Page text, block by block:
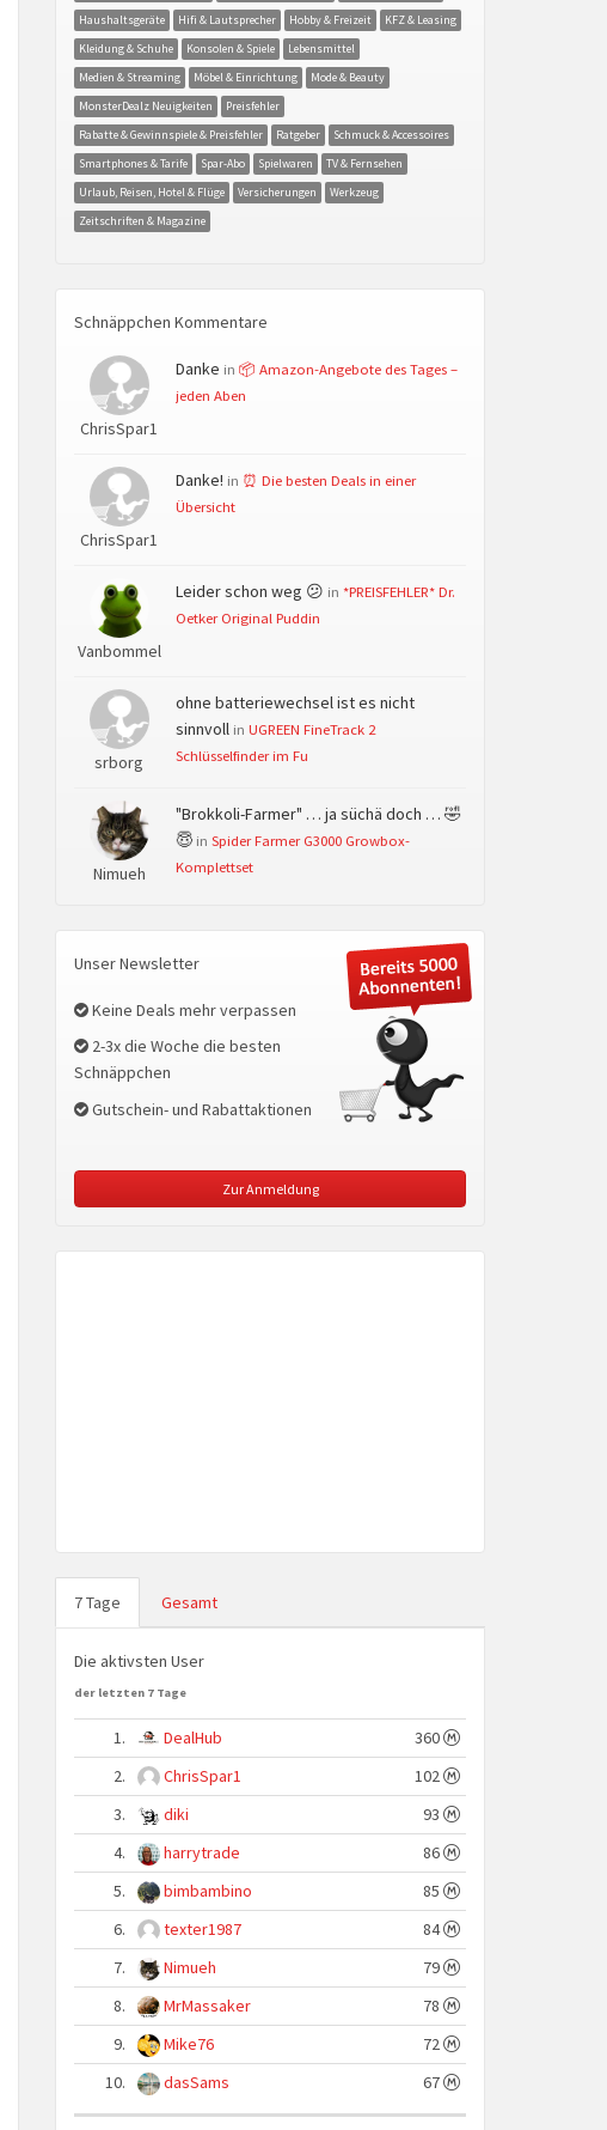
Haushaltsgeräte
Hifi & Lautsprecher Hobby & Freizeit
KFZ & Leasing
Kleidung & Schuhe
Konsolen & Spiele
Lebensmittel
Medien & Streaming
Möbel & Einrichtung
Mode & Beauty
MonsterDealz Neuigkeiten
Preisfehler
Rabatte & Gewinnspiele & Preisfehler
Ratgeber
Schmuck & Accessoires
Smartphones & Tarife
Spar-Abo Spielwaren
TV & Fernsehen
Urlaub, Reisen, Hotel & Flüge
Versicherungen
Werkzeug
Zeitschriften & Magazine
Schnäppchen Kommentare
ChrisSpar1
Danke in 📦 Amazon-Angebote des Tages –
jeden Aben
ChrisSpar1
Danke! in ⏰ Die besten Deals in einer
Übersicht
Vanbommel
Leider schon weg 😕 in *PREISFEHLER* Dr.
Oetker Original Puddin
srborg
ohne batteriewechsel ist es nicht
sinnvoll in UGREEN FineTrack 2
Schlüsselfinder im Fu
Nimueh
"Brokkoli-Farmer" … ja süchä doch … 🤣
😇 in Spider Farmer G3000 Growbox-
Komplettset
Unser Newsletter
Keine Deals mehr verpassen
2-3x die Woche die besten
Schnäppchen
Gutschein- und Rabattaktionen
Zur Anmeldung
7 Tage Gesamt
Die aktivsten User
der letzten 7 Tage
1. DealHub
360
2.
ChrisSpar1
102
3.
diki
93
4.
harrytrade
86
5.
bimbambino
85
6.
texter1987
84
7.
Nimueh
79
8.
MrMassaker
78
9.
Mike76
72
10.
dasSams 67